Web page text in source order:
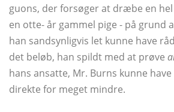
guons, der forsøger at dræbe en
en otte- år gammel pige - på grund
han sandsynligvis let kunne have
det beløb, han spildt med at prøve
hans ansatte, Mr. Burns kunne
direkte for meget mindre.